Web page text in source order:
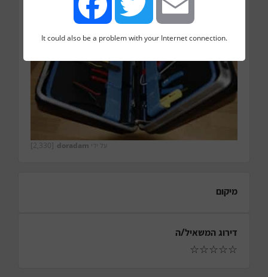
על ידי doradam
[2,330]
מיקום
דירוג המשאיל/ה
☆
☆
☆
☆
☆
FacebookTwitter Email
It could also be a problem with your Internet connection.